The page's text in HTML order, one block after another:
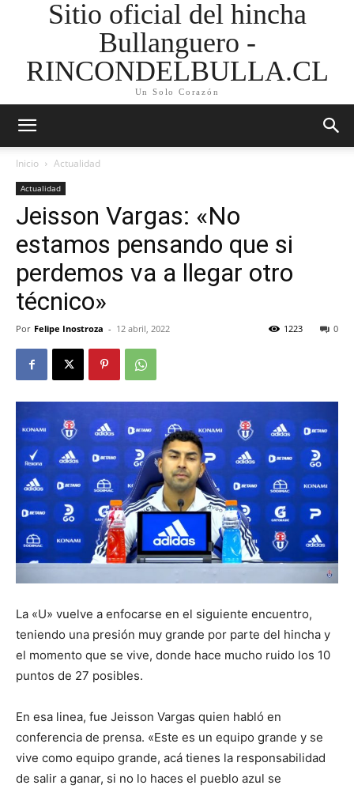
Sitio oficial del hincha
Bullanguero -
RINCONDELBULLA.CL
Un Solo Corazón
Inicio Actualidad
Actualidad
Jeisson Vargas: «No
estamos pensando que si
perdemos va a llegar otro
técnico»
Por Felipe Inostroza - 12 abril, 2022 0
1223
La «U» vuelve a enfocarse en el siguiente encuentro,
teniendo una presión muy grande por parte del hincha y
el momento que se vive, donde hace mucho ruido los 10
puntos de 27 posibles.
En esa linea, fue Jeisson Vargas quien habló en
conferencia de prensa. «Este es un equipo grande y se
vive como equipo grande, acá tienes la responsabilidad
de salir a ganar, si no lo haces el pueblo azul se